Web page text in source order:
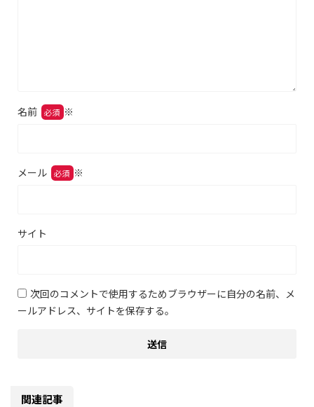
名前 ※
メール ※
サイト
次回のコメントで使用するためブラウザーに自分の名前、メ
ールアドレス、サイトを保存する。
関連記事